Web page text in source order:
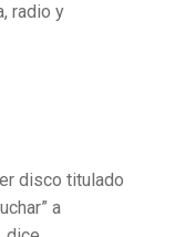
radio y
disco titulado
a